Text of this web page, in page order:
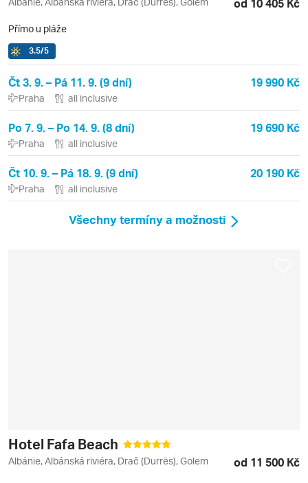
od 10 405 Kč
Přímo u pláže
3.5/5
Čt 3. 9. – Pá 11. 9. (9 dní) 19 990 Kč
Praha all inclusive
Po 7. 9. – Po 14. 9. (8 dní) 19 690 Kč
Praha all inclusive
Čt 10. 9. – Pá 18. 9. (9 dní) 20 190 Kč
Praha all inclusive
Všechny termíny a možnosti
Hotel Fafa Beach
Albánie, Albánská riviéra, Drač (Durrës), Golem od 11 500 Kč